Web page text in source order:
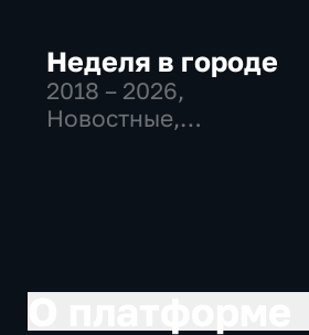
Неделя в городе
2018 – 2026,
Новостные,